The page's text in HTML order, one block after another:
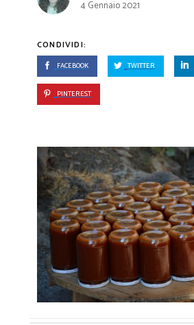
4 Gennaio 2021
CONDIVIDI:
FACEBOOK TWITTER
PINTEREST